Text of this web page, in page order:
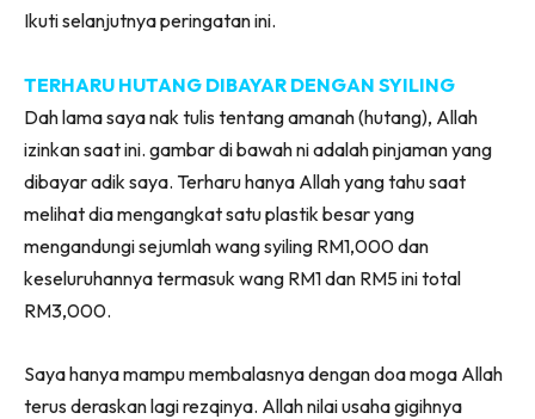
Ikuti selanjutnya peringatan ini.
TERHARU HUTANG DIBAYAR DENGAN SYILING
Dah lama saya nak tulis tentang amanah (hutang), Allah
izinkan saat ini. gambar di bawah ni adalah pinjaman yang
dibayar adik saya. Terharu hanya Allah yang tahu saat
melihat dia mengangkat satu plastik besar yang
mengandungi sejumlah wang syiling RM1,000 dan
keseluruhannya termasuk wang RM1 dan RM5 ini total
RM3,000.
Saya hanya mampu membalasnya dengan doa moga Allah
terus deraskan lagi rezqinya. Allah nilai usaha gigihnya